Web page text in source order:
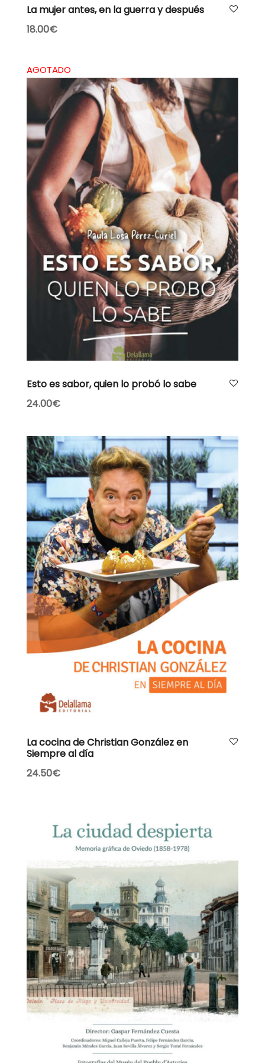
La mujer antes, en la guerra y después
18.00€
AGOTADO
Leer más
Esto es sabor, quien lo probó lo sabe
24.00€
La cocina de Christian González en
Siempre al día
24.50€